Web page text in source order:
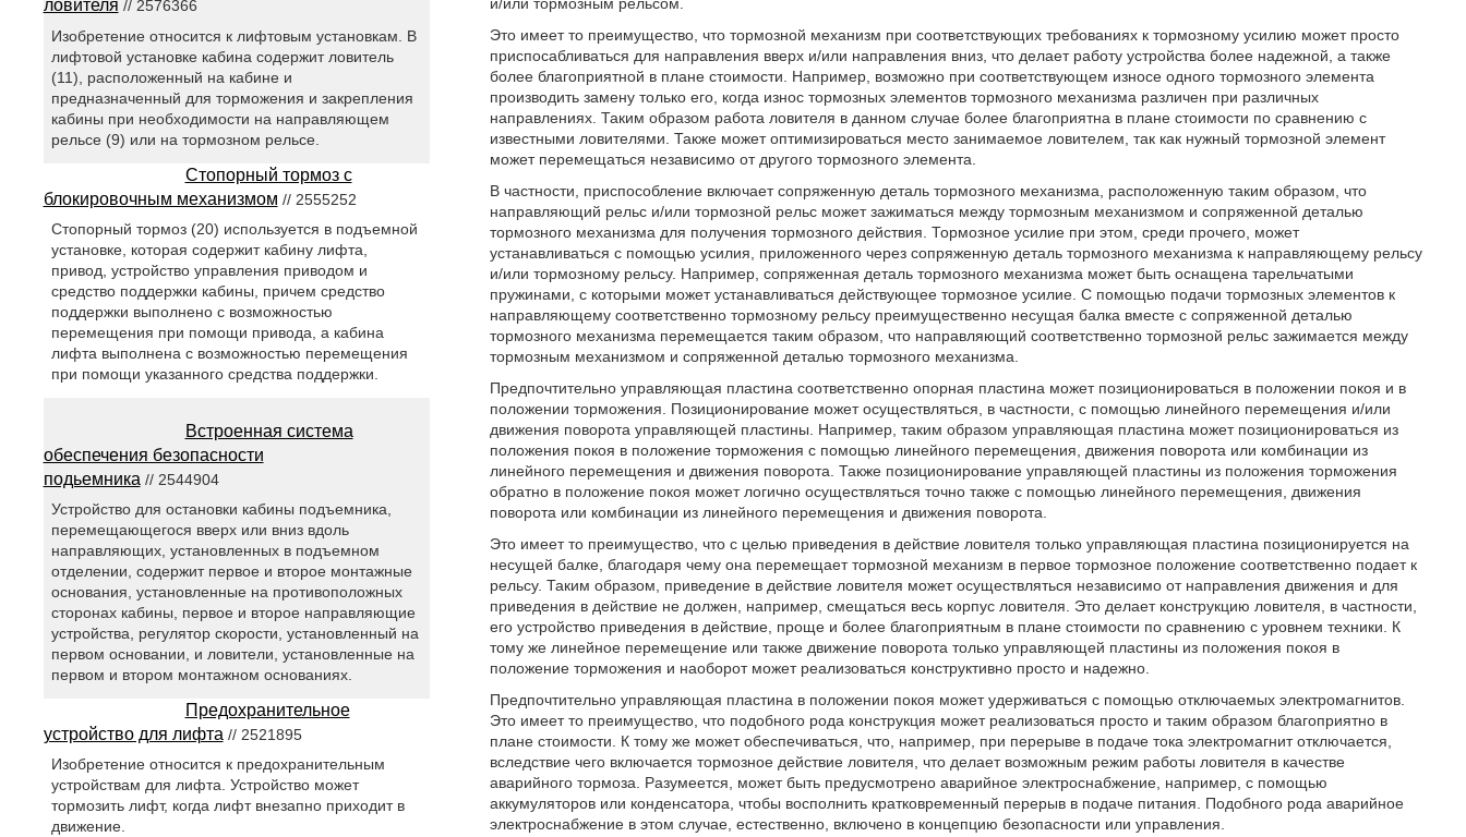
Это имеет то преимущество, что тормозной механизм при соответствующих требованиях к тормозному усилию может просто
приспосабливаться для направления вверх и/или направления вниз, что делает работу устройства более надежной, а также
более благоприятной в плане стоимости. Например, возможно при соответствующем износе одного тормозного элемента
производить замену только его, когда износ тормозных элементов тормозного механизма различен при различных
направлениях. Таким образом работа ловителя в данном случае более благоприятна в плане стоимости по сравнению с
известными ловителями. Также может оптимизироваться место занимаемое ловителем, так как нужный тормозной элемент
может перемещаться независимо от другого тормозного элемента.
В частности, приспособление включает сопряженную деталь тормозного механизма, расположенную таким образом, что
направляющий рельс и/или тормозной рельс может зажиматься между тормозным механизмом и сопряженной деталью
тормозного механизма для получения тормозного действия. Тормозное усилие при этом, среди прочего, может
устанавливаться с помощью усилия, приложенного через сопряженную деталь тормозного механизма к направляющему рельсу
и/или тормозному рельсу. Например, сопряженная деталь тормозного механизма может быть оснащена тарельчатыми
пружинами, с которыми может устанавливаться действующее тормозное усилие. С помощью подачи тормозных элементов к
направляющему соответственно тормозному рельсу преимущественно несущая балка вместе с сопряженной деталью
тормозного механизма перемещается таким образом, что направляющий соответственно тормозной рельс зажимается между
тормозным механизмом и сопряженной деталью тормозного механизма.
Предпочтительно управляющая пластина соответственно опорная пластина может позиционироваться в положении покоя и в
положении торможения. Позиционирование может осуществляться, в частности, с помощью линейного перемещения и/или
движения поворота управляющей пластины. Например, таким образом управляющая пластина может позиционироваться из
положения покоя в положение торможения с помощью линейного перемещения, движения поворота или комбинации из
линейного перемещения и движения поворота. Также позиционирование управляющей пластины из положения торможения
обратно в положение покоя может логично осуществляться точно также с помощью линейного перемещения, движения
поворота или комбинации из линейного перемещения и движения поворота.
Это имеет то преимущество, что с целью приведения в действие ловителя только управляющая пластина позиционируется на
несущей балке, благодаря чему она перемещает тормозной механизм в первое тормозное положение соответственно подает к
рельсу. Таким образом, приведение в действие ловителя может осуществляться независимо от направления движения и для
приведения в действие не должен, например, смещаться весь корпус ловителя. Это делает конструкцию ловителя, в частности,
его устройство приведения в действие, проще и более благоприятным в плане стоимости по сравнению с уровнем техники. К
тому же линейное перемещение или также движение поворота только управляющей пластины из положения покоя в
положение торможения и наоборот может реализоваться конструктивно просто и надежно.
Предпочтительно управляющая пластина в положении покоя может удерживаться с помощью отключаемых электромагнитов.
Это имеет то преимущество, что подобного рода конструкция может реализоваться просто и таким образом благоприятно в
плане стоимости. К тому же может обеспечиваться, что, например, при перерыве в подаче тока электромагнит отключается,
вследствие чего включается тормозное действие ловителя, что делает возможным режим работы ловителя в качестве
аварийного тормоза. Разумеется, может быть предусмотрено аварийное электроснабжение, например, с помощью
аккумуляторов или конденсатора, чтобы восполнить кратковременный перерыв в подаче питания. Подобного рода аварийное
электроснабжение в этом случае, естественно, включено в концепцию безопасности или управления.
ловителя // 2576366
Изобретение относится к лифтовым установкам. В
лифтовой установке кабина содержит ловитель
(11), расположенный на кабине и
предназначенный для торможения и закрепления
кабины при необходимости на направляющем
рельсе (9) или на тормозном рельсе.
Стопорный тормоз с
блокировочным механизмом // 2555252
Стопорный тормоз (20) используется в подъемной
установке, которая содержит кабину лифта,
привод, устройство управления приводом и
средство поддержки кабины, причем средство
поддержки выполнено с возможностью
перемещения при помощи привода, а кабина
лифта выполнена с возможностью перемещения
при помощи указанного средства поддержки.
Встроенная система
обеспечения безопасности
подьемника // 2544904
Устройство для остановки кабины подъемника,
перемещающегося вверх или вниз вдоль
направляющих, установленных в подъемном
отделении, содержит первое и второе монтажные
основания, установленные на противоположных
сторонах кабины, первое и второе направляющие
устройства, регулятор скорости, установленный на
первом основании, и ловители, установленные на
первом и втором монтажном основаниях.
Предохранительное
устройство для лифта // 2521895
Изобретение относится к предохранительным
устройствам для лифта. Устройство может
тормозить лифт, когда лифт внезапно приходит в
движение.